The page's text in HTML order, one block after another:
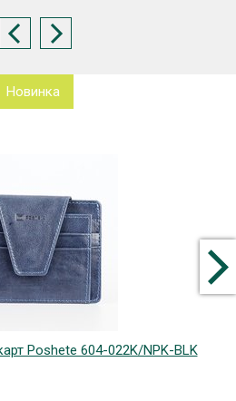
Новинка
Poshete 604-022K/NPK-BLK